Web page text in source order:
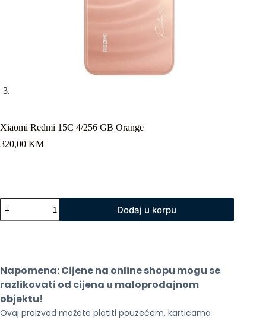
Xiaomi Redmi 15C 4/256 GB Orange
320,00 KM
Xiaomi
Redmi
15C
Dodaj u korpu
Napomena: Cijene na online shopu mogu se
razlikovati od cijena u maloprodajnom
objektu!
Ovaj proizvod možete platiti pouzećem, karticama